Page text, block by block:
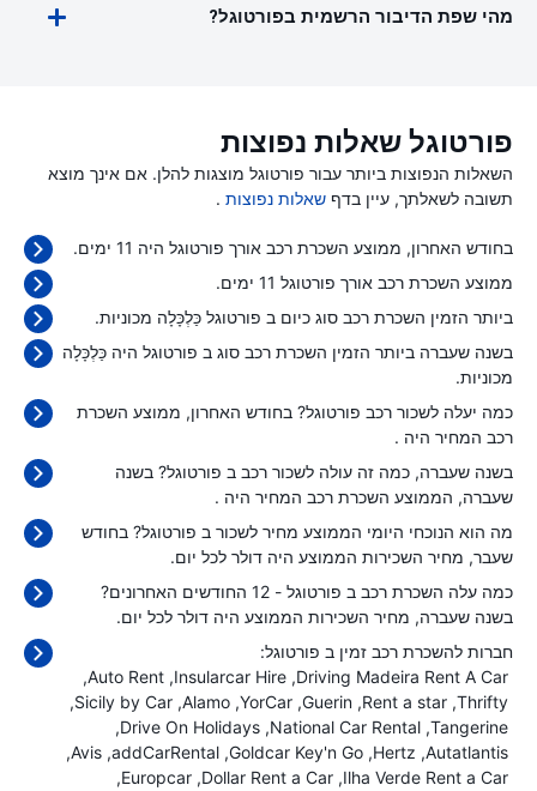
מהי שפת הדיבור הרשמית בפורטוגל?
פורטוגל שאלות נפוצות
השאלות הנפוצות ביותר עבור פורטוגל מוצגות להלן. אם אינך מוצא
תשובה לשאלתך, עיין בדף שאלות נפוצות .
בחודש האחרון, ממוצע השכרת רכב אורך פורטוגל היה 11 ימים.
ממוצע השכרת רכב אורך פורטוגל 11 ימים.
ביותר הזמין השכרת רכב סוג כיום ב פורטוגל כַּלְכָּלָה מכוניות.
בשנה שעברה ביותר הזמין השכרת רכב סוג ב פורטוגל היה כַּלְכָּלָה
מכוניות.
כמה יעלה לשכור רכב פורטוגל? בחודש האחרון, ממוצע השכרת
רכב המחיר היה .
בשנה שעברה, כמה זה עולה לשכור רכב ב פורטוגל? בשנה
שעברה, הממוצע השכרת רכב המחיר היה .
מה הוא הנוכחי היומי הממוצע מחיר לשכור ב פורטוגל? בחודש
שעבר, מחיר השכירות הממוצע היה דולר לכל יום.
כמה עלה השכרת רכב ב פורטוגל - 12 החודשים האחרונים?
בשנה שעברה, מחיר השכירות הממוצע היה דולר לכל יום.
חברות להשכרת רכב זמין ב פורטוגל:
Driving Madeira Rent A Car
Insularcar Hire
Auto Rent
Thrifty
Rent a star
Guerin
YorCar
Alamo
Sicily by Car
Tangerine
National Car Rental
Drive On Holidays
Autatlantis
Hertz
Goldcar Key'n Go
addCarRental
Avis
Ilha Verde Rent a Car
Dollar Rent a Car
Europcar